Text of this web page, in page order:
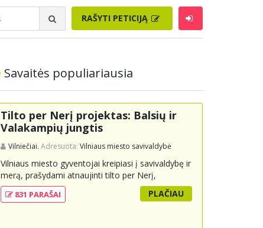
RAŠYTI PETICIJĄ
Savaitės populiariausia
Tilto per Nerį projektas: Balsių ir
Valakampių jungtis
Vilniečiai. Adresuota: Vilniaus miesto savivaldybė
Vilniaus miesto gyventojai kreipiasi į savivaldybę ir
merą, prašydami atnaujinti tilto per Nerį,
jungiančio Balsių ir Valakampių kryptis, projektą ir
įtraukti jį į miesto strateginius susisiekimo planus.
831 PARAŠAI PLAČIAU